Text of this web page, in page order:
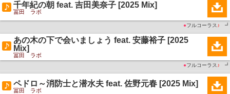
千年紀の朝 feat. 吉田美奈子 [2025 Mix]
冨田 ラボ
●フルコーラス ♪ ┛
あの木の下で会いましょう feat. 安藤裕子 [2025
Mix]
冨田 ラボ
●フルコーラス ♪ ┛
ペドロ～消防士と潜水夫 feat. 佐野元春 [2025 Mix]
冨田 ラボ